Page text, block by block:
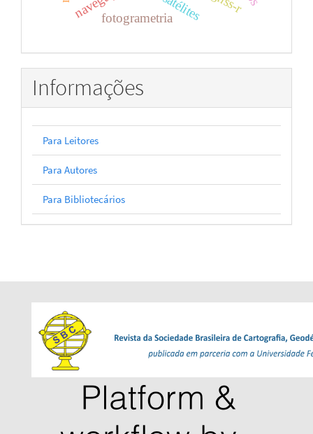
fotogrametria
Informações
Para Leitores
Para Autores
Para Bibliotecários